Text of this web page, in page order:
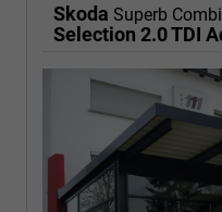
Skoda Superb Combi